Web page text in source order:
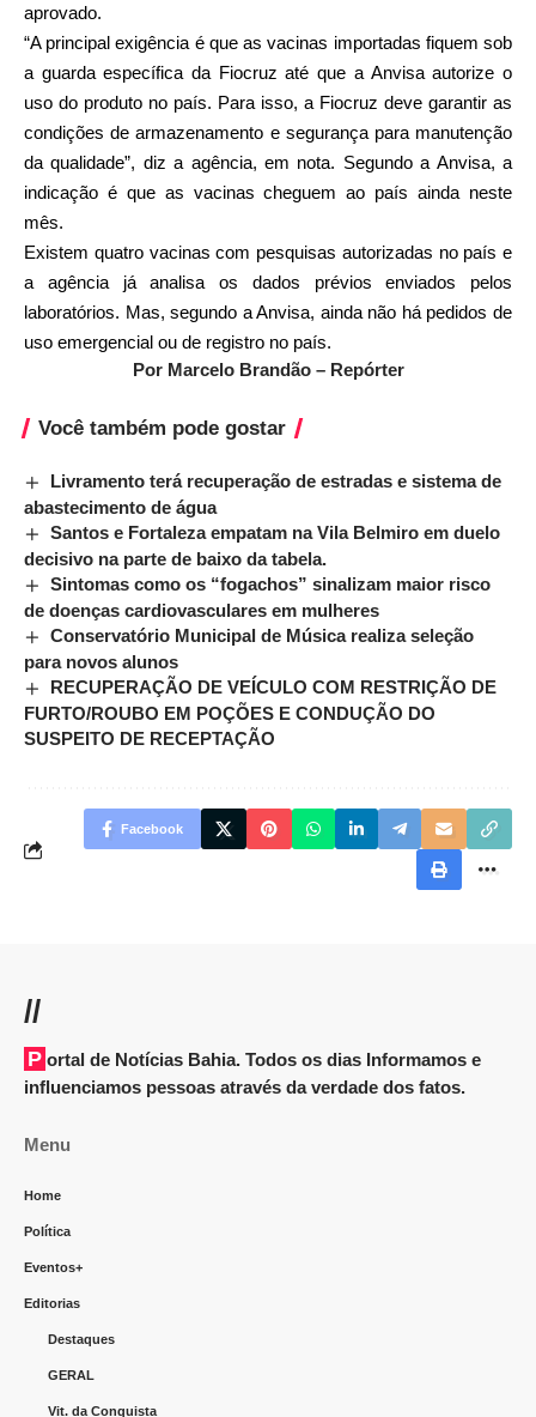
aprovado.
“A principal exigência é que as vacinas importadas fiquem sob
a guarda específica da Fiocruz até que a Anvisa autorize o
uso do produto no país. Para isso, a Fiocruz deve garantir as
condições de armazenamento e segurança para manutenção
da qualidade”, diz a agência, em nota. Segundo a Anvisa, a
indicação é que as vacinas cheguem ao país ainda neste
mês.
Existem quatro vacinas com pesquisas autorizadas no país e
a agência já analisa os dados prévios enviados pelos
laboratórios. Mas, segundo a Anvisa, ainda não há pedidos de
uso emergencial ou de registro no país.
Por Marcelo Brandão – Repórter
Você também pode gostar
Livramento terá recuperação de estradas e sistema de
abastecimento de água
Santos e Fortaleza empatam na Vila Belmiro em duelo
decisivo na parte de baixo da tabela.
Sintomas como os “fogachos” sinalizam maior risco
de doenças cardiovasculares em mulheres
Conservatório Municipal de Música realiza seleção
para novos alunos
RECUPERAÇÃO DE VEÍCULO COM RESTRIÇÃO DE
FURTO/ROUBO EM POÇÕES E CONDUÇÃO DO
SUSPEITO DE RECEPTAÇÃO
Facebook
//
Portal de Notícias Bahia. Todos os dias Informamos e
influenciamos pessoas através da verdade dos fatos.
Menu
Home
Política
Eventos+
Editorias
Destaques
GERAL
Vit. da Conquista